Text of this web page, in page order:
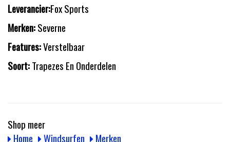
Leverancier:Fox Sports
Merken:Severne
Features:Verstelbaar
Soort:Trapezes En Onderdelen
Shop meer
Home
Windsurfen Merken